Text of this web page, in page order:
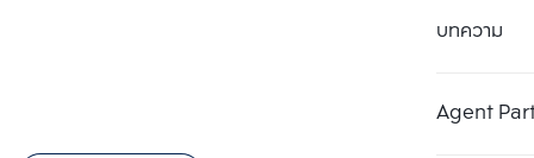
บทความ
Agent